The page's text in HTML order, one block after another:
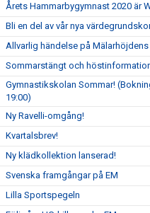
Årets Hammarbygymnast 2020 är
Bli en del av vår nya
Allvarlig händelse på Mälarhöjdens
Sommarstängt och
Gymnastikskolan Sommar!
19:00)
Ny Ravelli-omgång!
Kvartalsbrev!
Ny klädkollektion lanserad!
Svenska framgångar på EM
Lilla Sportspegeln